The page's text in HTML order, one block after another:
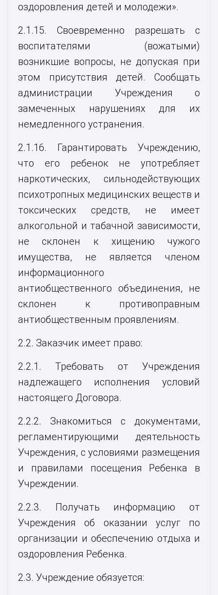
оздоровления детей и молодежи».
2.1.15. Своевременно разрешать с
воспитателями (вожатыми)
возникшие вопросы, не допуская при
этом присутствия детей. Сообщать
администрации Учреждения о
замеченных нарушениях для их
немедленного устранения.
2.1.16. Гарантировать Учреждению,
что его ребенок не употребляет
наркотических, сильнодействующих
психотропных медицинских веществ и
токсических средств, не имеет
алкогольной и табачной зависимости,
не склонен к хищению чужого
имущества, не является членом
информационного
антиобщественного объединения, не
склонен к противоправным
антиобщественным проявлениям.
2.2. Заказчик имеет право:
2.2.1. Требовать от Учреждения
надлежащего исполнения условий
настоящего Договора.
2.2.2. Знакомиться с документами,
регламентирующими деятельность
Учреждения, с условиями размещения
и правилами посещения Ребенка в
Учреждении.
2.2.3. Получать информацию от
Учреждения об оказании услуг по
организации и обеспечению отдыха и
оздоровления Ребенка.
2.3. Учреждение обязуется: